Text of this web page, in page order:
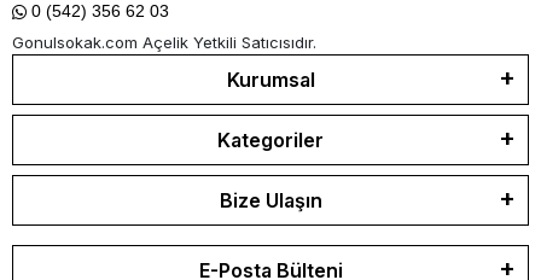
0 (542) 356 62 03
Gonulsokak.com Açelik Yetkili Satıcısıdır.
Kurumsal
Kategoriler
Bize Ulaşın
E-Posta Bülteni